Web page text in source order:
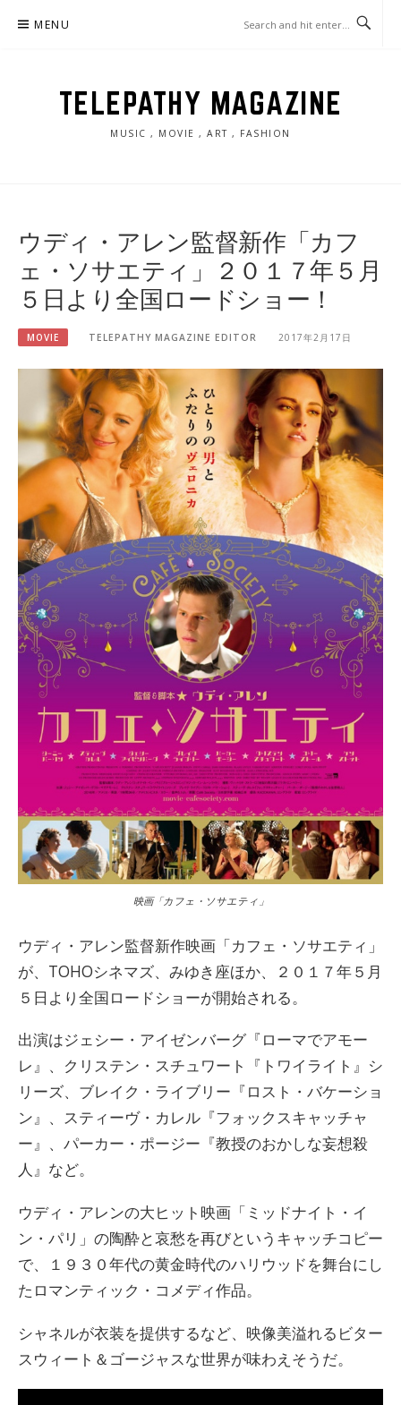
MENU
TELEPATHY MAGAZINE
MUSIC , MOVIE , ART , FASHION
ウディ・アレン監督新作「カフ
ェ・ソサエティ」２０１７年５月
５日より全国ロードショー！
MOVIE TELEPATHY MAGAZINE EDITOR 2017年2月17日
映画「カフェ・ソサエティ」
ウディ・アレン監督新作映画「カフェ・ソサエティ」
が、TOHOシネマズ、みゆき座ほか、２０１７年５月
５日より全国ロードショーが開始される。
出演はジェシー・アイゼンバーグ『ローマでアモー
レ』、クリステン・スチュワート『トワイライト』シ
リーズ、ブレイク・ライブリー『ロスト・バケーショ
ン』、スティーヴ・カレル『フォックスキャッチャ
ー』、パーカー・ポージー『教授のおかしな妄想殺
人』など。
ウディ・アレンの大ヒット映画「ミッドナイト・イ
ン・パリ」の陶酔と哀愁を再びというキャッチコピー
で、１９３０年代の黄金時代のハリウッドを舞台にし
たロマンティック・コメディ作品。
シャネルが衣装を提供するなど、映像美溢れるビター
スウィート＆ゴージャスな世界が味わえそうだ。